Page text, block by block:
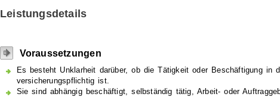
Leistungsdetails
Voraussetzungen
Es besteht Unklarheit darüber, ob die Tätigkeit oder Beschäftigung in
versicherungspflichtig ist.
Sie sind abhängig beschäftigt, selbständig tätig, Arbeit- oder